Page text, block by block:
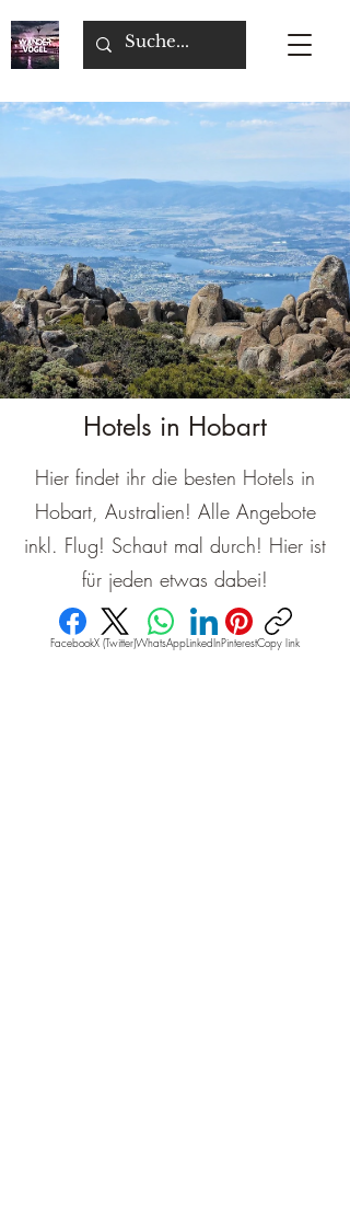
Hotels in Hobart
Hier findet ihr die besten Hotels in
Hobart, Australien! Alle Angebote
inkl. Flug! Schaut mal durch! Hier ist
für jeden etwas dabei!
FacebookX (Twitter)WhatsAppLinkedInPinterestCopy link